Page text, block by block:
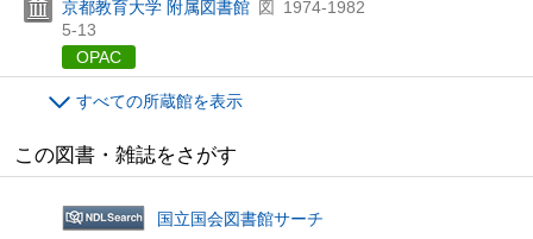
京都教育大学 附属図書館 図
1974-1982
5-13
OPAC
すべての所蔵館を表示
この図書・雑誌をさがす
国立国会図書館サーチ